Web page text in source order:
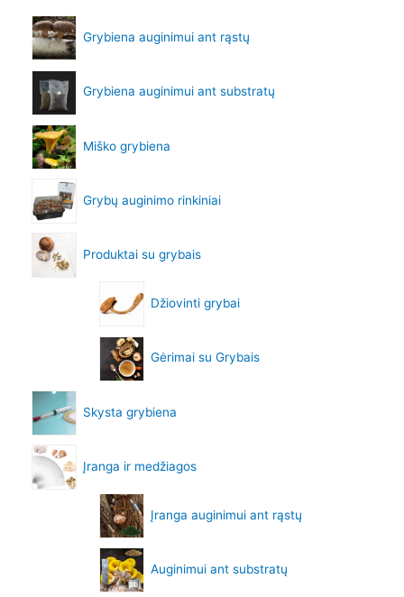
Grybiena auginimui ant rąstų
Grybiena auginimui ant substratų
Miško grybiena
Grybų auginimo rinkiniai
Produktai su grybais
Džiovinti grybai
Gėrimai su Grybais
Skysta grybiena
Įranga ir medžiagos
Įranga auginimui ant rąstų
Auginimui ant substratų